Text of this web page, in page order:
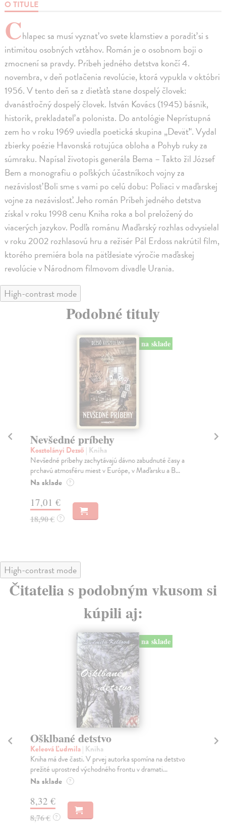
O TITULE
Chlapec sa musí vyznať vo svete klamstiev a poradiť si s
intimitou osobných vzťahov. Román je o osobnom boji o
zmocnení sa pravdy. Príbeh jedného detstva končí 4.
novembra, v deň potlačenia revolúcie, ktorá vypukla v októbri
1956. V tento deň sa z dieťaťa stane dospelý človek:
dvanásťročný dospelý človek. István Kovács (1945) básnik,
historik, prekladateľ a polonista. Do antológie Neprístupná
zem ho v roku 1969 uviedla poetická skupina „Deväť“. Vydal
zbierky poézie Havonská rotujúca obloha a Pohyb ruky za
súmraku. Napísal životopis generála Bema – Takto žil József
Bem a monografiu o poľských účastníkoch vojny za
nezávislosť Boli sme s vami po celú dobu: Poliaci v maďarskej
vojne za nezávislosť. Jeho román Príbeh jedného detstva
získal v roku 1998 cenu Kniha roka a bol preložený do
viacerých jazykov. Podľa románu Maďarský rozhlas odvysielal
v roku 2002 rozhlasovú hru a režisér Pál Erdoss nakrútil film,
ktorého premiéra bola na päťdesiate výročie maďaskej
revolúcie v Národnom filmovom divadle Urania.
High-contrast mode
Podobné tituly
na sklade
Nevšedné príbehy
Kosztolányi Dezső | Kniha
Nevšedné príbehy zachytávajú dávno zabudnuté časy a
prchavú atmosféru miest v Európe, v Maďarsku a B...
Na sklade ?
17,01 €
18,90 € ?
High-contrast mode
Čitatelia s podobným vkusom si
kúpili aj:
na sklade
Ošklbané detstvo
Keleová Ľudmila| Kniha
Kniha má dve časti. V prvej autorka spomína na detstvo
prežité uprostred východného frontu v dramati...
Na sklade ?
8,32 €
8,76 € ?